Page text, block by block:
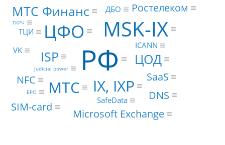
РФ
MSK-IX
ЦФО
МТС IX, IXP
МТС Финанс
ЦОД
ISP
Ростелеком
DNS
SaaS
NFC
SIM-card
Microsoft Exchange
ТЦИ
ДБО
VK
SafeData
ICANN
Judicial power
EPO
ГКРЧ